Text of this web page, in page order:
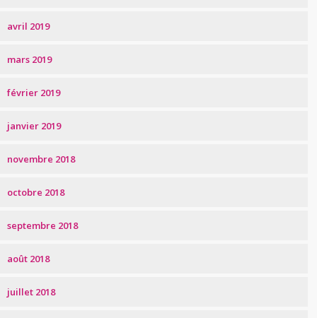
avril 2019
mars 2019
février 2019
janvier 2019
novembre 2018
octobre 2018
septembre 2018
août 2018
juillet 2018